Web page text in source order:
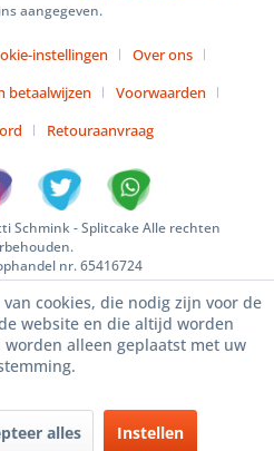
aangegeven.
instellingen
Over ons
betaalwijzen
Voorwaarden
Retouraanvraag
Schmink - Splitcake Alle rechten
nr. 65416724
cookies, die nodig zijn voor de
website en die altijd worden
alleen geplaatst met uw
alles Instellen